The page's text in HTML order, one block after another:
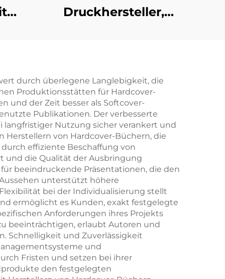
Druckhersteller,
Pokerspielkarte
durch überlegene Langlebigkeit, die
Produktionsstätten für Hardcover-
und der Zeit besser als Softcover-
Publikationen. Der verbesserte
Nutzung sicher verankert und
Herstellern von Hardcover-Büchern, die
effiziente Beschaffung von
und die Qualität der Ausbringung
beeindruckende Präsentationen, die den
unterstützt höhere
bei der Individualisierung stellt
ermöglicht es Kunden, exakt festgelegte
Anforderungen ihres Projekts
beeinträchtigen, erlaubt Autoren und
Schnelligkeit und Zuverlässigkeit
und
Fristen und setzen bei ihrer
den festgelegten